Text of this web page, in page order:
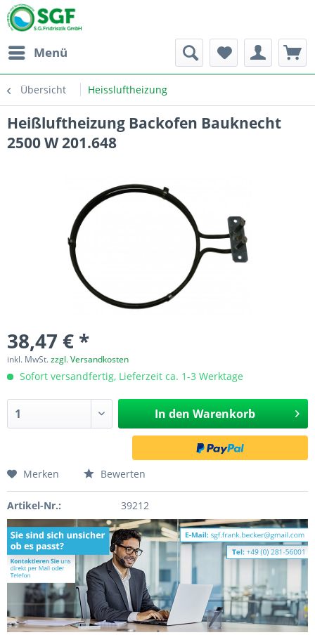
Menü
Übersicht Heissluftheizung
Heißluftheizung Backofen Bauknecht
2500 W 201.648
38,47 € *
inkl. MwSt.zzgl. Versandkosten
Sofort versandfertig, Lieferzeit ca. 1-3 Werktage
In den Warenkorb
Merken Bewerten
Artikel-Nr.: 39212